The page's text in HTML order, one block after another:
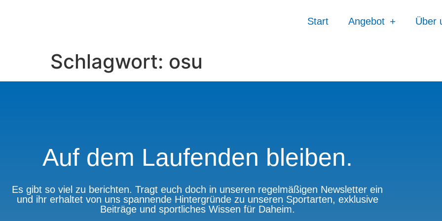
Start Angebot Über
Schlagwort: osu
Auf dem Laufenden bleiben.
Es gibt so viel zu berichten. Tragt euch doch in unseren regelmäßigen Newsletter ein
und ihr erhaltet von uns spannende Hintergründe zu unseren Sportarten, exklusive
Beiträge und sportliches Wissen für Daheim.